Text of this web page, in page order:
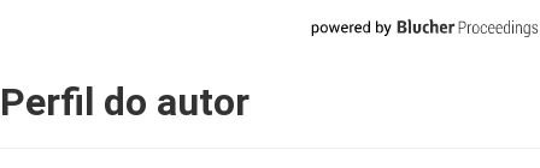
Perfil do autor